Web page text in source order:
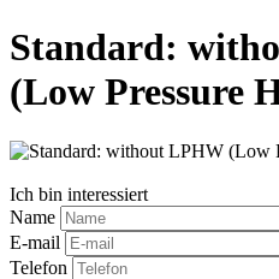
Standard:
(Low Pressure
Ich bin interessiert
Name
E-mail
Telefon